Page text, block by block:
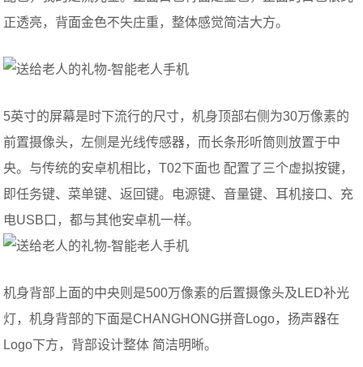
正透亮，背面金色不失庄重，整体感觉简洁大方。
5英寸的屏幕是时下流行的尺寸，机身顶部右侧为30万像素的
前置摄像头，左侧是光线传感器，而长条形听筒则放置于中
央。与传统的安卓机相比，T02下面也 配置了三个虚拟按键，
即任务键、菜单键、返回键。电源键、音量键、耳机接口、充
电USB口，都与其他安卓机一样。
机身背部上面的中央则是500万像素的后置摄像头及LED补光
灯，机身背部的下面是CHANGHONG拼音Logo，扬声器在
Logo下方，背部设计整体 简洁明晰。